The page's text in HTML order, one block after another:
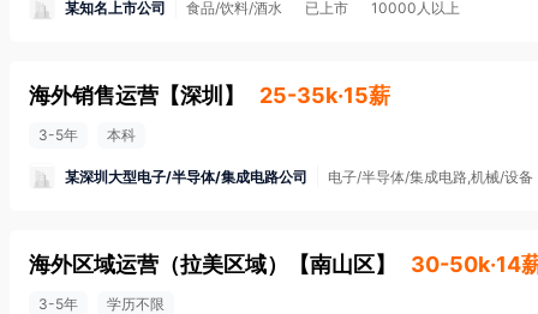
某知名上市公司 食品/饮料/酒水 已上市 10000人以上
海外销售运营 【深圳 】 25-35k·15薪
3-5年 本科
某深圳大型电子/半导体/集成电路公司 电子/半导体/集成电路,机械/设备
海外区域运营（拉美区域） 【南山区】 30-50k·14
3-5年 学历不限